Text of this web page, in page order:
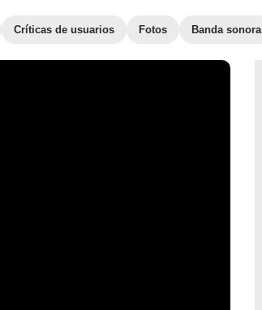
Críticas de usuarios Fotos Banda sonora